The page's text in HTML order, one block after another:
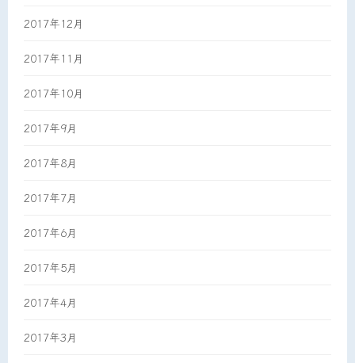
2017年12月
2017年11月
2017年10月
2017年9月
2017年8月
2017年7月
2017年6月
2017年5月
2017年4月
2017年3月